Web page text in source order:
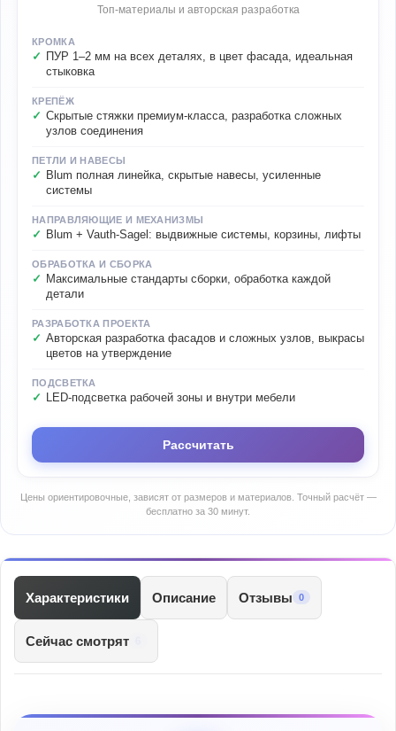
Топ-материалы и авторская разработка
КРОМКА
ПУР 1–2 мм на всех деталях, в цвет фасада, идеальная
стыковка
КРЕПЁЖ
Скрытые стяжки премиум-класса, разработка сложных
узлов соединения
ПЕТЛИ И НАВЕСЫ
Blum полная линейка, скрытые навесы, усиленные
системы
НАПРАВЛЯЮЩИЕ И МЕХАНИЗМЫ
Blum + Vauth-Sagel: выдвижные системы, корзины, лифты
ОБРАБОТКА И СБОРКА
Максимальные стандарты сборки, обработка каждой
детали
РАЗРАБОТКА ПРОЕКТА
Авторская разработка фасадов и сложных узлов, выкрасы
цветов на утверждение
ПОДСВЕТКА
LED-подсветка рабочей зоны и внутри мебели
Рассчитать
Цены ориентировочные, зависят от размеров и материалов. Точный расчёт —
бесплатно за 30 минут.
Характеристики Описание Отзывы 0
Сейчас смотрят